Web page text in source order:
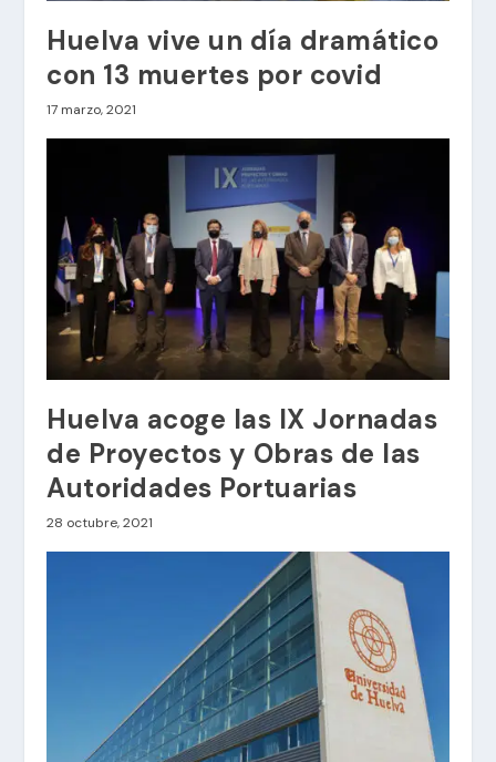
Huelva vive un día dramático
con 13 muertes por covid
17 marzo, 2021
Huelva acoge las IX Jornadas
de Proyectos y Obras de las
Autoridades Portuarias
28 octubre, 2021